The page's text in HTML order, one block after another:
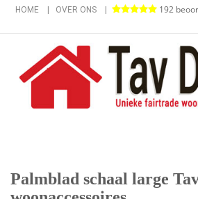
HOME OVER ONS 192
Palmblad schaal large